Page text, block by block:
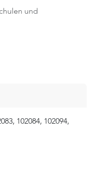
und
102084, 102094,